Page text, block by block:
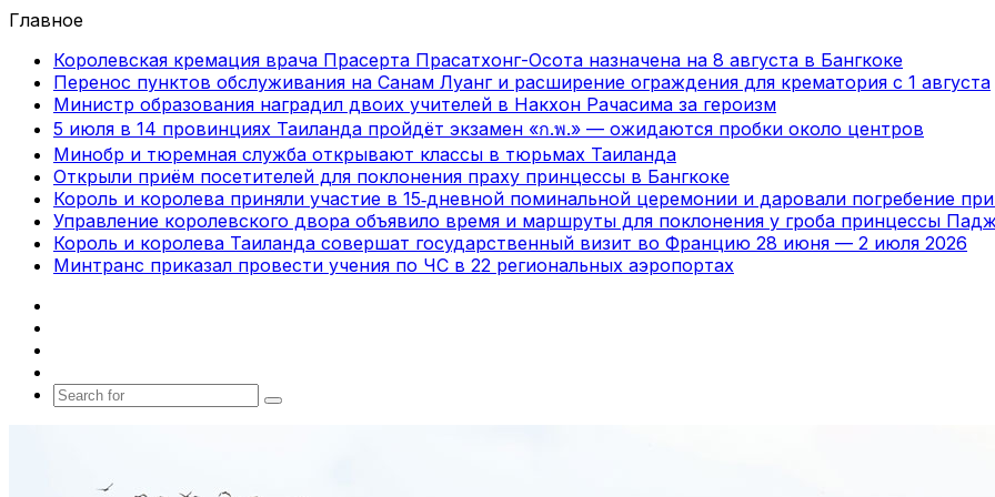
Главное
Королевская кремация врача Прасерта Прасатхонг-Осота назначена на 8 августа в Бангкоке
Перенос пунктов обслуживания на Санам Луанг и расширение ограждения для крематория с 1 августа
Министр образования наградил двоих учителей в Накхон Рачасима за героизм
5 июля в 14 провинциях Таиланда пройдёт экзамен «ก.พ.» — ожидаются пробки около центров
Минобр и тюремная служба открывают классы в тюрьмах Таиланда
Открыли приём посетителей для поклонения праху принцессы в Бангкоке
Король и королева приняли участие в 15‑дневной поминальной церемонии и даровали погребение
Управление королевского двора объявило время и маршруты для поклонения у гроба принцессы
Король и королева Таиланда совершат государственный визит во Францию 28 июня — 2 июля 2026
Минтранс приказал провести учения по ЧС в 22 региональных аэропортах
Search